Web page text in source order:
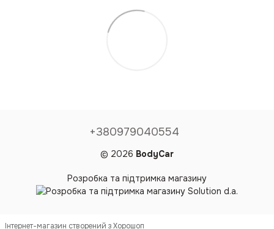
+380979040554
© 2026 BodyCar
Розробка та підтримка магазину
Інтернет-магазин створений з Хорошоп